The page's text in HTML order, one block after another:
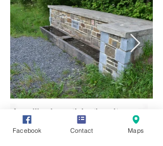
Facebook Contact Maps